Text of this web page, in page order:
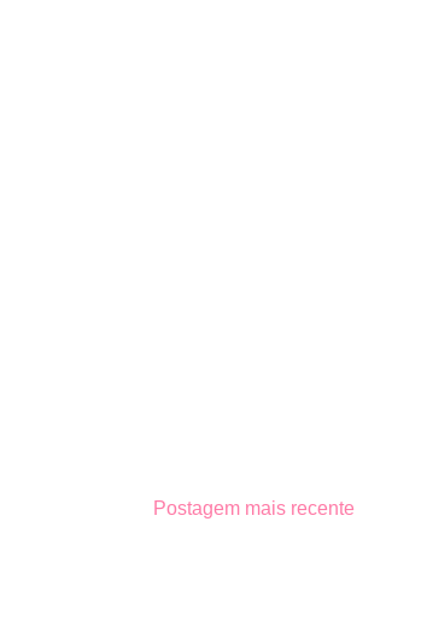
Postagem mais recente